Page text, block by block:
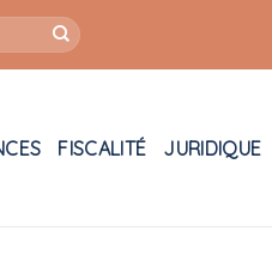
FISCALITÉ JURIDIQUE